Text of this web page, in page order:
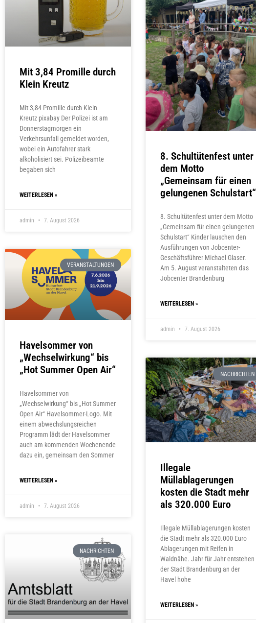
Mit 3,84 Promille durch
Klein Kreutz
Mit 3,84 Promille durch Klein
Kreutz pixabay Der Polizei ist am
Donnerstagmorgen ein
Verkehrsunfall gemeldet worden,
wobei ein Autofahrer stark
alkoholisiert sei. Polizeibeamte
begaben sich
WEITERLESEN »
admin 7. August 2026
8. Schultütenfest unter
dem Motto
„Gemeinsam für einen
gelungenen Schulstart“
8. Schultütenfest unter dem Motto
„Gemeinsam für einen gelungenen
Schulstart“ Kinder lauschen den
Ausführungen von Jobcenter-
Geschäftsführer Michael Glaser.
Am 5. August veranstalteten das
Jobcenter Brandenburg
WEITERLESEN »
admin 7. August 2026
VERANSTALTUNGEN
Havelsommer von
„Wechselwirkung“ bis
„Hot Summer Open Air“
Havelsommer von
„Wechselwirkung“ bis „Hot Summer
Open Air“ Havelsommer-Logo. Mit
einem abwechslungsreichen
Programm lädt der Havelsommer
auch am kommenden Wochenende
dazu ein, gemeinsam den Sommer
WEITERLESEN »
admin 7. August 2026
NACHRICHTEN
Illegale
Müllablagerungen
kosten die Stadt mehr
als 320.000 Euro
Illegale Müllablagerungen kosten
die Stadt mehr als 320.000 Euro
Ablagerungen mit Reifen in
Waldnähe. Jahr für Jahr entstehen
der Stadt Brandenburg an der
Havel hohe
WEITERLESEN »
NACHRICHTEN